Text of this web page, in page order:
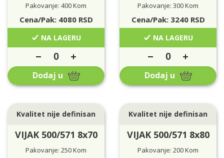
Pakovanje: 400 Kom
Cena/Pak: 4080RSD
NA LAGERU
Dodaj u
Pakovanje: 300 Kom
Cena/Pak: 3240RSD
NA LAGERU
Dodaj u
Kvalitet nije definisan
VIJAK 500/571 8x70
Pakovanje: 250 Kom
Kvalitet nije definisan
VIJAK 500/571 8x80
Pakovanje: 200 Kom